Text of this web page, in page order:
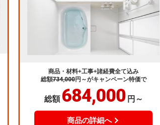
商品・材料+工事+諸経費全て込み
総額734,000円～がキャンペーン特価で
総額 684,000 円～
商品の詳細へ